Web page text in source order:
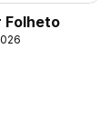
Folheto